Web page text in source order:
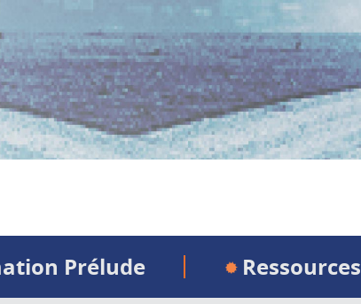
Prélude Ressources